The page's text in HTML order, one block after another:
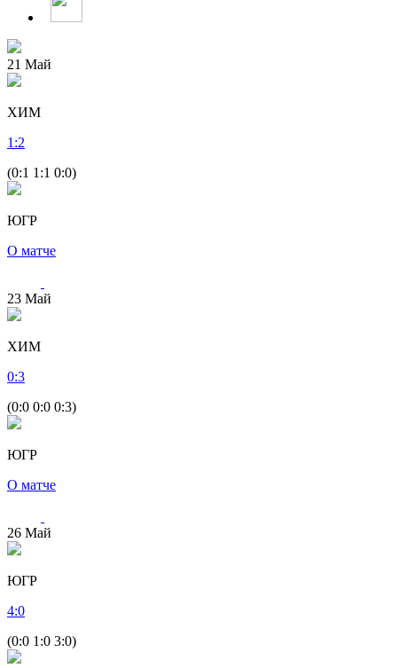
21 Май
ХИМ
1 :2
(0:1 1:1 0:0)
ЮГР
О матче
23 Май
ХИМ
0:3
(0:0 0:0 0:3)
ЮГР
О матче
26 Май
ЮГР
4:0
(0:0 1:0 3:0)